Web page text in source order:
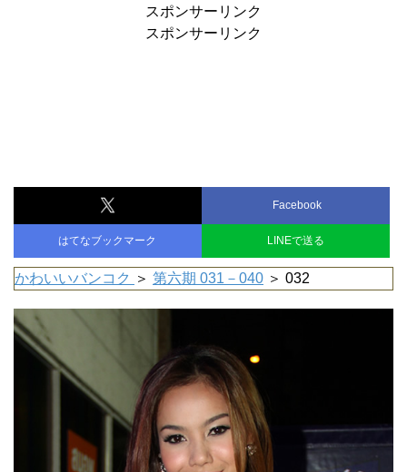
スポンサーリンク
スポンサーリンク
Facebook
はてなブックマーク LINEで送る
かわいいバンコク ＞ 第六期 031－040 ＞ 032